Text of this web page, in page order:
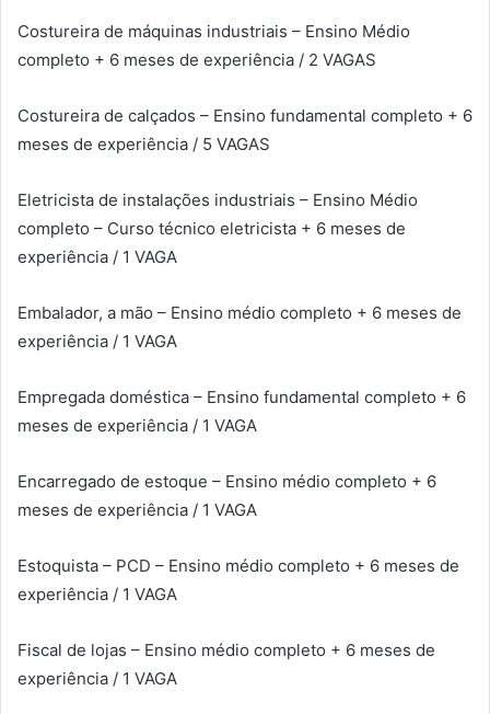
Costureira de máquinas industriais – Ensino Médio
completo + 6 meses de experiência / 2 VAGAS
Costureira de calçados – Ensino fundamental completo + 6
meses de experiência / 5 VAGAS
Eletricista de instalações industriais – Ensino Médio
completo – Curso técnico eletricista + 6 meses de
experiência / 1 VAGA
Embalador, a mão – Ensino médio completo + 6 meses de
experiência / 1 VAGA
Empregada doméstica – Ensino fundamental completo + 6
meses de experiência / 1 VAGA
Encarregado de estoque – Ensino médio completo + 6
meses de experiência / 1 VAGA
Estoquista – PCD – Ensino médio completo + 6 meses de
experiência / 1 VAGA
Fiscal de lojas – Ensino médio completo + 6 meses de
experiência / 1 VAGA